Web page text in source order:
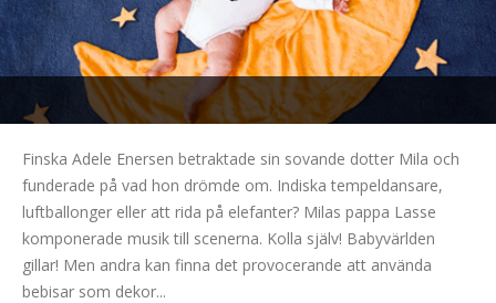
Finska Adele Enersen betraktade sin sovande dotter Mila och
funderade på vad hon drömde om. Indiska tempeldansare,
luftballonger eller att rida på elefanter? Milas pappa Lasse
komponerade musik till scenerna. Kolla själv! Babyvärlden
gillar! Men andra kan finna det provocerande att använda
bebisar som dekor...